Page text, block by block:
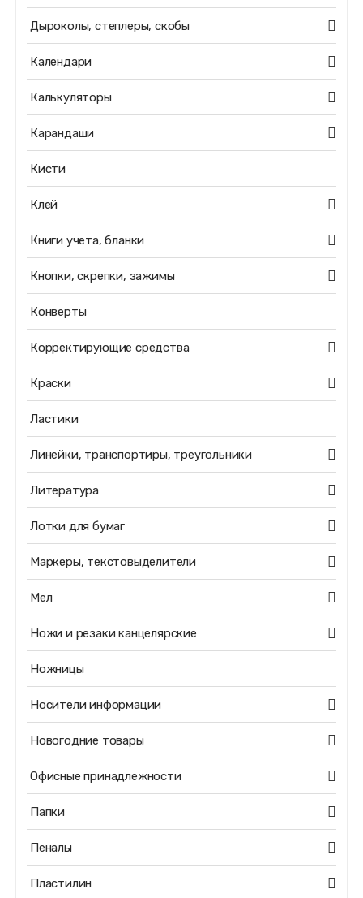
Дыроколы, степлеры, скобы
Календари
Калькуляторы
Карандаши
Кисти
Клей
Книги учета, бланки
Кнопки, скрепки, зажимы
Конверты
Корректирующие средства
Краски
Ластики
Линейки, транспортиры, треугольники
Литература
Лотки для бумаг
Маркеры, текстовыделители
Мел
Ножи и резаки канцелярские
Ножницы
Носители информации
Новогодние товары
Офисные принадлежности
Папки
Пеналы
Пластилин